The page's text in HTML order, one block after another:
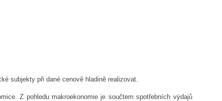
subjekty při dané cenově hladině realizovat.
Z pohledu makroekonomie je součtem spotřebních výdajů